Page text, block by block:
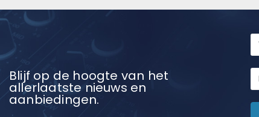
Blijf op de hoogte van het
allerlaatste nieuws en
aanbiedingen.